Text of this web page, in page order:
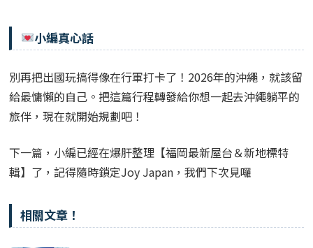
小編真心話
別再把出國玩搞得像在行軍打卡了！2026年的沖繩，就該留
給最慵懶的自己。把這篇行程轉發給你想一起去沖繩躺平的
旅伴，現在就開始規劃吧！
下一篇，小編已經在爆肝整理【福岡最新屋台＆新地標特
輯】了，記得隨時鎖定Joy Japan，我們下次見囉
相關文章！